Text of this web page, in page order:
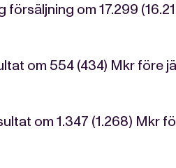
försäljning om 17.299
om 554 (434) Mkr före
om 1.347 (1.268) Mkr